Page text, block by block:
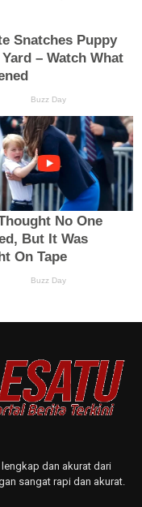
dan akurat dari
sangat rapi dan akurat.